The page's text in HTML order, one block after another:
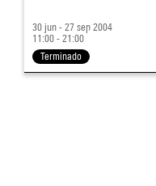
30 jun - 27 sep 2004
11:00 - 21:00
Terminado